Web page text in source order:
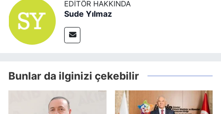
EDITÖR HAKKINDA
Sude Yılmaz
Bunlar da ilginizi çekebilir